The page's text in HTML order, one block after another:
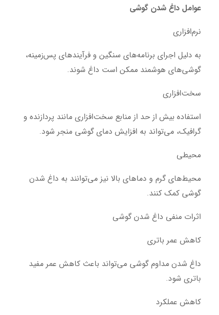
عوامل داغ شدن گوشی
نرم‌افزاری
به دلیل اجرای برنامه‌های سنگین و فرآیندهای پس‌زمینه،
گوشی‌های هوشمند ممکن است داغ شوند.
سخت‌افزاری
استفاده بیش از حد از منابع سخت‌افزاری مانند پردازنده و
گرافیک، می‌تواند به افزایش دمای گوشی منجر شود.
محیطی
محیط‌های گرم و دماهای بالا نیز می‌توانند به داغ شدن
گوشی کمک کنند.
اثرات منفی داغ شدن گوشی
کاهش عمر باتری
داغ شدن مداوم گوشی می‌تواند باعث کاهش عمر مفید
باتری شود.
کاهش عملکرد